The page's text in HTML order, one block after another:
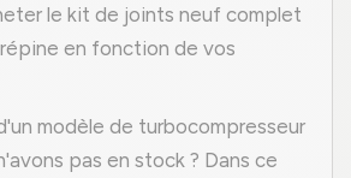
le kit de joints neuf complet
en fonction de vos
modèle de turbocompresseur
pas en stock ? Dans ce